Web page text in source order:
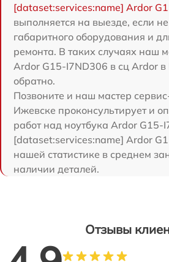
[dataset:services:name] Ardor
выполняется на выезде, если не
габаритного оборудования и
ремонта. В таких случаях наш
Ardor G15-I7ND306 в сц Ardor в
обратно.
Позвоните и наш мастер
Ижевске проконсультирует и
работ над ноутбука Ardor G15-
[dataset:services:name] Ardor
нашей статистике в среднем
наличии деталей.
Отзывы